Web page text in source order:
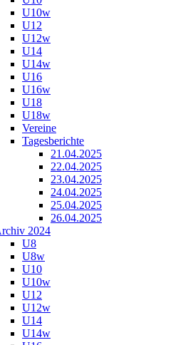
U10w
U12
U12w
U14
U14w
U16
U16w
U18
U18w
Vereine
Tagesberichte
21.04.2025
22.04.2025
23.04.2025
24.04.2025
25.04.2025
26.04.2025
2024
U8
U8w
U10
U10w
U12
U12w
U14
U14w